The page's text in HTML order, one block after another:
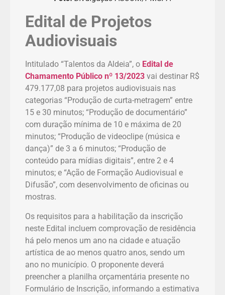
Edital de Projetos
Audiovisuais
Intitulado “Talentos da Aldeia”, o Edital de
Chamamento Público nº 13/2023 vai destinar R$
479.177,08 para projetos audiovisuais nas
categorias “Produção de curta-metragem” entre
15 e 30 minutos; “Produção de documentário”
com duração mínima de 10 e máxima de 20
minutos; “Produção de videoclipe (música e
dança)” de 3 a 6 minutos; “Produção de
conteúdo para mídias digitais”, entre 2 e 4
minutos; e “Ação de Formação Audiovisual e
Difusão”, com desenvolvimento de oficinas ou
mostras.
Os requisitos para a habilitação da inscrição
neste Edital incluem comprovação de residência
há pelo menos um ano na cidade e atuação
artística de ao menos quatro anos, sendo um
ano no município. O proponente deverá
preencher a planilha orçamentária presente no
Formulário de Inscrição, informando a estimativa